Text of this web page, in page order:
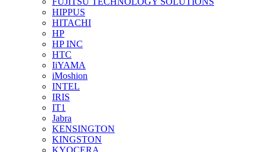
HIPPUS
HITACHI
HP
HP INC
HTC
IiYAMA
iMoshion
INTEL
IRIS
IT1
Jabra
KENSINGTON
KINGSTON
KYOCERA